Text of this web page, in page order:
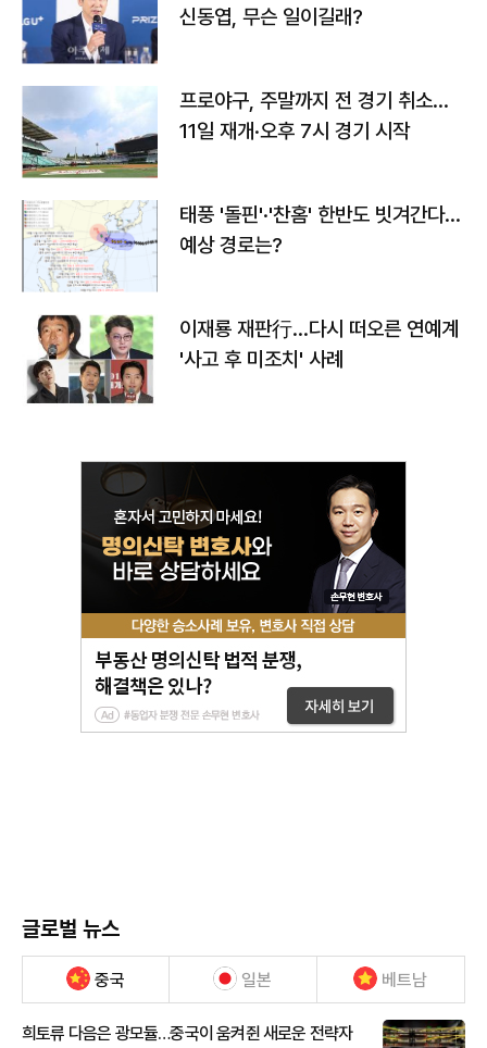
신동엽, 무슨 일이길래?
프로야구, 주말까지 전 경기 취소…
11일 재개·오후 7시 경기 시작
태풍 '돌핀'·'찬홈' 한반도 빗겨간다…
예상 경로는?
이재룡 재판行…다시 떠오른 연예계
'사고 후 미조치' 사례
글로벌 뉴스
중국 일본 베트남
희토류 다음은 광모듈…중국이 움켜쥔 새로운 전략자